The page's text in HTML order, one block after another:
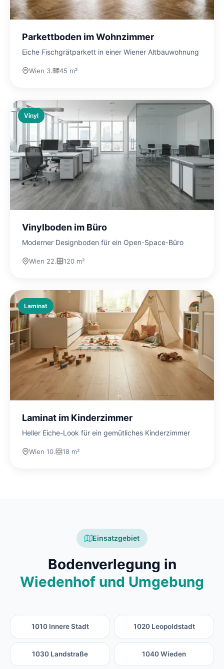
Parkettboden im Wohnzimmer
Eiche Fischgrätparkett in einer Wiener Altbauwohnung
Wien 3. 45 m²
Vinyl
Vinylboden im Büro
Moderner Designboden für ein Open-Space-Büro
Wien 22. 120 m²
Laminat
Laminat im Kinderzimmer
Heller Eiche-Look für ein gemütliches Kinderzimmer
Wien 10. 18 m²
Einsatzgebiet
Bodenverlegung in
Wiedenhof und Umgebung
1010 Innere Stadt 1020 Leopoldstadt
1030 Landstraße 1040 Wieden